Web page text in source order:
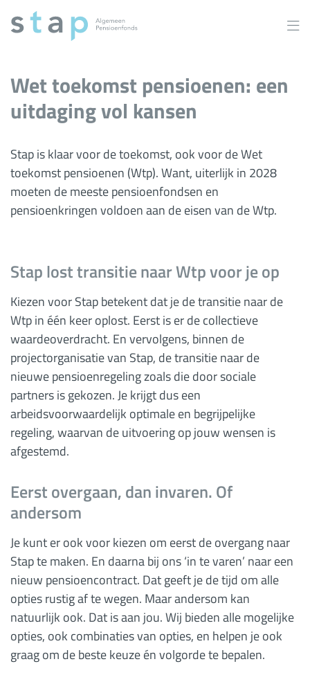
en
naar
Wet toekomst pensioenen: een
uitdaging vol kansen
Stap is klaar voor de toekomst, ook voor de Wet
toekomst pensioenen (Wtp). Want, uiterlijk in 2028
moeten de meeste pensioenfondsen en
pensioenkringen voldoen aan de eisen van de Wtp.
Stap lost transitie naar Wtp voor je op
Kiezen voor Stap betekent dat je de transitie naar de
Wtp in één keer oplost. Eerst is er de collectieve
waardeoverdracht. En vervolgens, binnen de
projectorganisatie van Stap, de transitie naar de
nieuwe pensioenregeling zoals die door sociale
partners is gekozen. Je krijgt dus een
arbeidsvoorwaardelijk optimale en begrijpelijke
regeling, waarvan de uitvoering op jouw wensen is
afgestemd.
Eerst overgaan, dan invaren. Of
andersom
Je kunt er ook voor kiezen om eerst de overgang naar
Stap te maken. En daarna bij ons ‘in te varen’ naar een
nieuw pensioencontract. Dat geeft je de tijd om alle
opties rustig af te wegen. Maar andersom kan
natuurlijk ook. Dat is aan jou. Wij bieden alle mogelijke
opties, ook combinaties van opties, en helpen je ook
graag om de beste keuze én volgorde te bepalen.